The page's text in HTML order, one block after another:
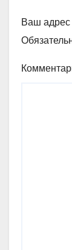
Ваш адрес